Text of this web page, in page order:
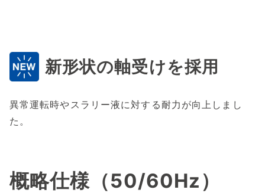
新形状の軸受けを採用
異常運転時やスラリー液に対する耐力が向上しまし
た。
概略仕様（50/60Hz）